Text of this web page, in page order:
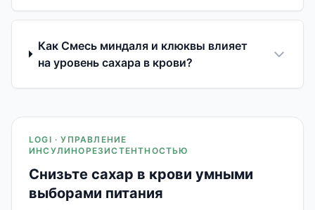
Как Смесь миндаля и клюквы влияет
на уровень сахара в крови?
LOGI · УПРАВЛЕНИЕ
ИНСУЛИНОРЕЗИСТЕНТНОСТЬЮ
Снизьте сахар в крови умными
выборами питания